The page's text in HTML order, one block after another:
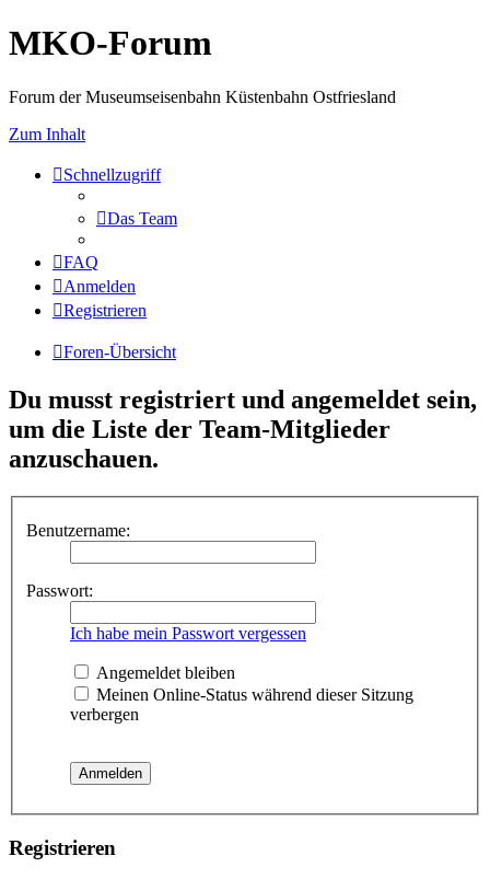
MKO-Forum
Forum der Museumseisenbahn Küstenbahn Ostfriesland
Zum Inhalt
Schnellzugriff
Das Team
FAQ
Anmelden
Registrieren
Foren-Übersicht
Du musst registriert und angemeldet sein,
um die Liste der Team-Mitglieder
anzuschauen.
Benutzername:
Passwort:
Ich habe mein Passwort vergessen
Angemeldet bleiben
Meinen Online-Status während dieser Sitzung
verbergen
Registrieren